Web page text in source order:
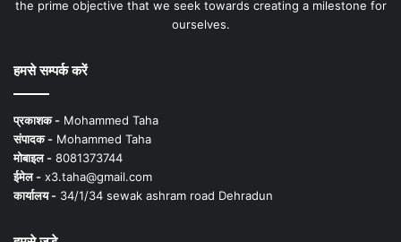
the prime objective that we seek towards creating a milestone for
ourselves.
हमसे सम्पर्क करें
प्रकाशक - Mohammed Taha
संपादक - Mohammed Taha
मोबाइल - 8081373744
ईमेल - x3.taha@gmail.com
कार्यालय - 34/1/34 sewak ashram road Dehradun